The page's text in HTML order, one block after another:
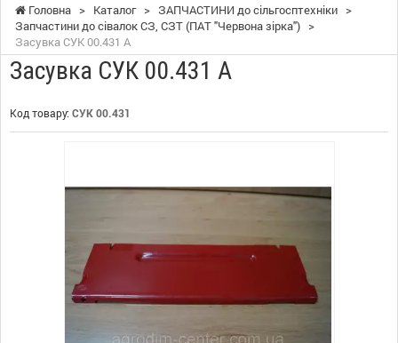
Головна > Каталог > ЗАПЧАСТИНИ до сільгосптехніки >
Запчастини до сівалок СЗ, СЗТ (ПАТ "Червона зірка") >
Засувка СУК 00.431 А
Засувка СУК 00.431 А
Код товару: СУК 00.431